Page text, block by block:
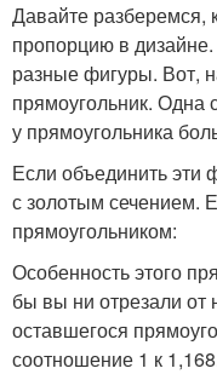
Давайте разберемся,
пропорцию в
разные фигуры. Вот,
прямоугольник. Одна
у прямоугольника
Если объединить эти
с золотым сечением.
прямоугольником:
Особенность этого
бы вы ни отрезали от
оставшегося
соотношение 1 к